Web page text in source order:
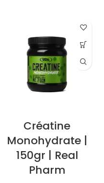
Créatine
Monohydrate |
150gr | Real
Pharm